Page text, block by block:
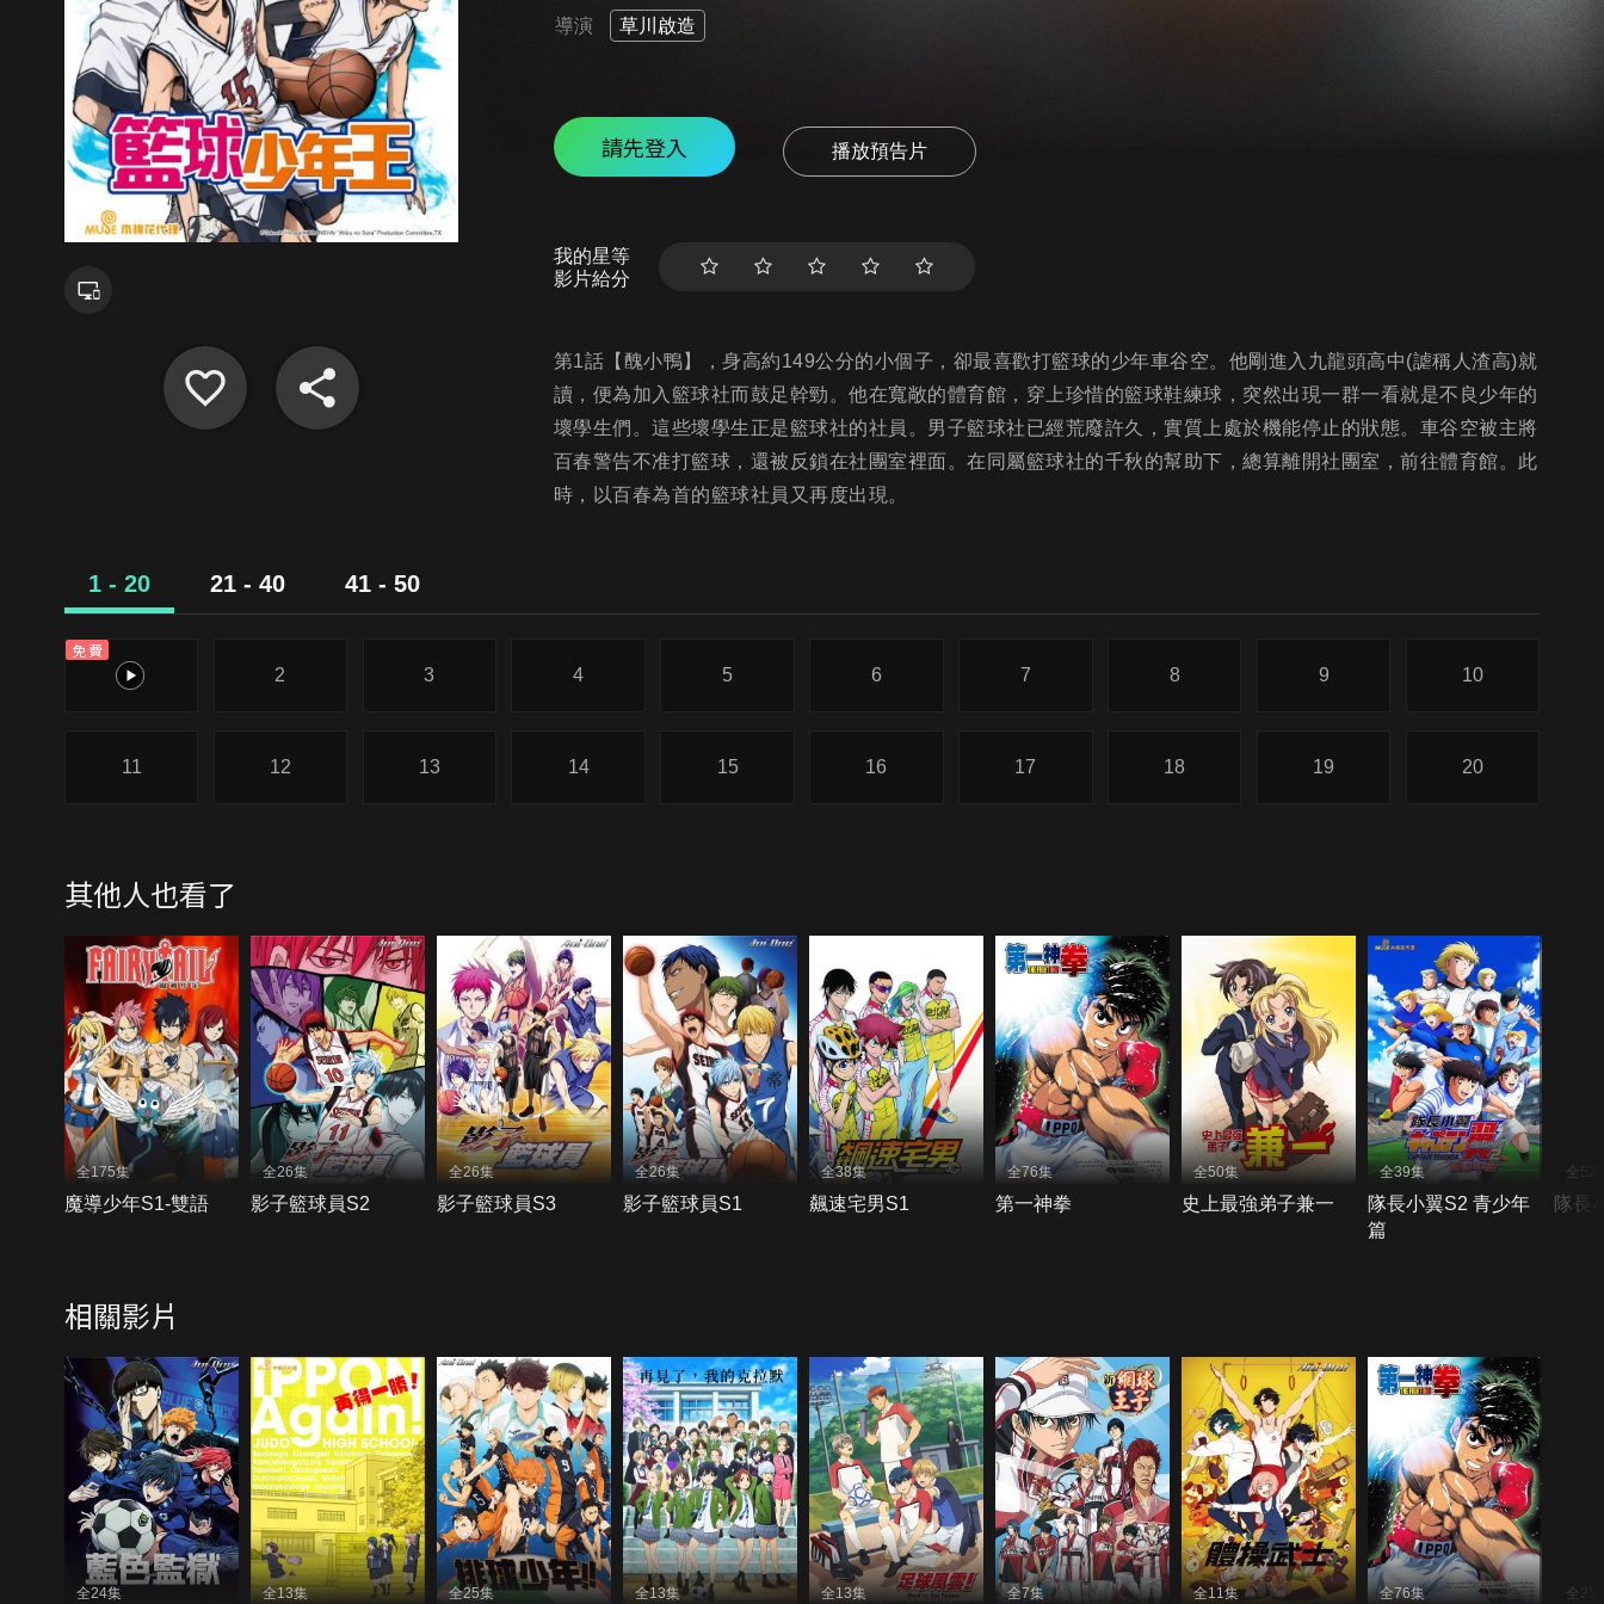
導演 草川啟造
請先登入 播放預告片
我的星等
影片給分
第1話【醜小鴨】，身高約149公分的小個子，卻最喜歡打籃球的少年車谷空。他剛進入九龍頭高中(謔稱人渣高)就
讀，便為加入籃球社而鼓足幹勁。他在寬敞的體育館，穿上珍惜的籃球鞋練球，突然出現一群一看就是不良少年的
壞學生們。這些壞學生正是籃球社的社員。男子籃球社已經荒廢許久，實質上處於機能停止的狀態。車谷空被主將
百春警告不准打籃球，還被反鎖在社團室裡面。在同屬籃球社的千秋的幫助下，總算離開社團室，前往體育館。此
時，以百春為首的籃球社員又再度出現。
1 - 20 21 - 40 41 - 50
免費
1
2 3 4 5 6 7 8 9 10
11 12 13 14 15 16 17 18 19 20
其他人也看了
全175集
魔導少年S1-雙語
全26集
影子籃球員S2
全26集
影子籃球員S3
全26集
影子籃球員S1
全38集
飆速宅男S1
全76集
第一神拳
全50集
史上最強弟子兼一
全39集
隊長小翼S2 青少年
篇
全52
隊長
相關影片
全24集 全13集 全25集 全13集 全13集 全7集 全11集 全76集 全25